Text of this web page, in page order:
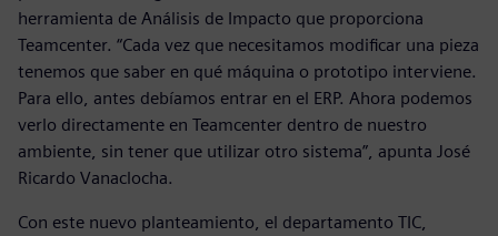
herramienta de Análisis de Impacto que proporciona
Teamcenter. “Cada vez que necesitamos modificar una pieza
tenemos que saber en qué máquina o prototipo interviene.
Para ello, antes debíamos entrar en el ERP. Ahora podemos
verlo directamente en Teamcenter dentro de nuestro
ambiente, sin tener que utilizar otro sistema”, apunta José
Ricardo Vanaclocha.
Con este nuevo planteamiento, el departamento TIC,